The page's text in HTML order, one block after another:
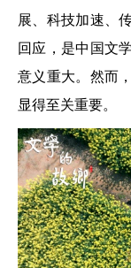
展、科技加速、
回应，是中国文
意义重大。然而
显得至关重要。